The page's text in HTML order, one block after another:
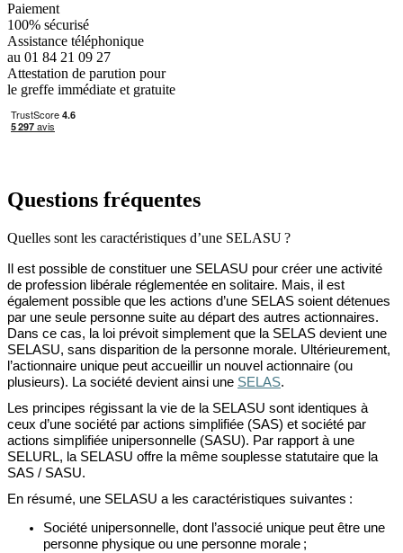
Paiement
100% sécurisé
Assistance téléphonique
au 01 84 21 09 27
Attestation de parution pour
le greffe immédiate et gratuite
Questions fréquentes
Quelles sont les caractéristiques d’une SELASU ?
Il est possible de constituer une SELASU pour créer une activité
de profession libérale réglementée en solitaire. Mais, il est
également possible que les actions d’une SELAS soient détenues
par une seule personne suite au départ des autres actionnaires.
Dans ce cas, l a loi prévoit simplement que la SELAS devient une
SELASU, sans disparition de la personne morale. Ultérieurement,
l’actionnaire unique peut accueillir un nouvel actionnaire (ou
plusieurs). La société devient ainsi une SELAS.
Les principes régissant la vie de la SELASU sont identiques à
ceux d’une société par actions simplifiée (SAS) et société par
actions simplifiée unipersonnelle (SASU). Par rapport à une
SELURL, la SELASU offre la même souplesse statutaire que la
SAS / SASU.
En résumé, une SELASU a les caractéristiques suivantes :
Société unipersonnelle, dont l’associé unique peut être une
personne physique ou une personne morale ;